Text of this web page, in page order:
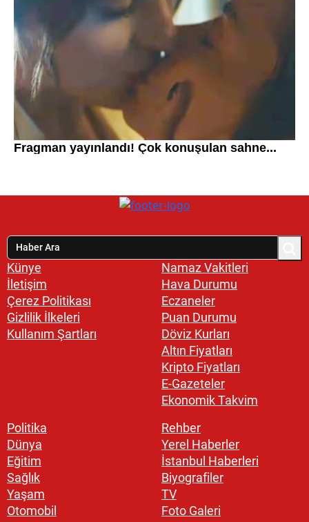
Künye
İletişim
Çerez Politikası
Gizlilik İlkeleri
Kullanım Şartları
Namaz Vakitleri
Hava Durumu
Eczaneler
Puan Durumu
Döviz Kurları
Altın Fiyatları
Kripto Fiyatları
E-Gazeteler
Ekonomik Takvim
Politika
Dünya
Eğitim
Sağlık
Yaşam
Otomobil
Rehber
Yerel Haberler
İstanbul Haberleri
Biyografiler
TV
Foto Galeri